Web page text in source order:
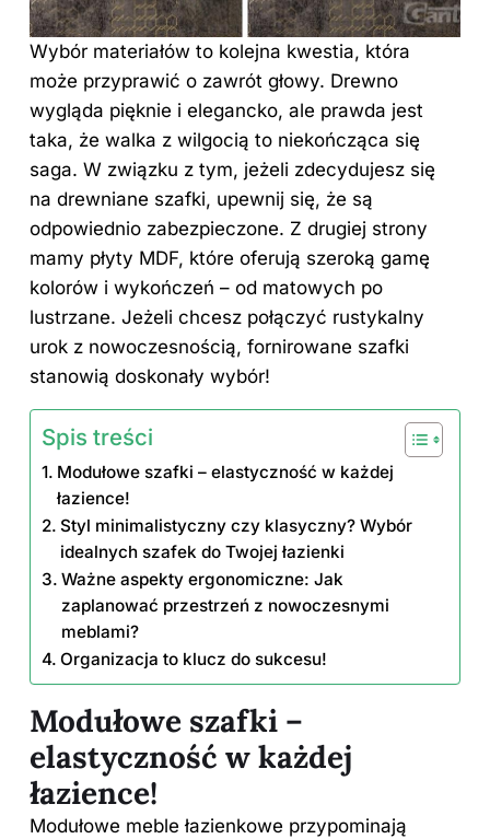
Wybór materiałów to kolejna kwestia, która
może przyprawić o zawrót głowy. Drewno
wygląda pięknie i elegancko, ale prawda jest
taka, że walka z wilgocią to niekończąca się
saga. W związku z tym, jeżeli zdecydujesz się
na drewniane szafki, upewnij się, że są
odpowiednio zabezpieczone. Z drugiej strony
mamy płyty MDF, które oferują szeroką gamę
kolorów i wykończeń – od matowych po
lustrzane. Jeżeli chcesz połączyć rustykalny
urok z nowoczesnością, fornirowane szafki
stanowią doskonały wybór!
Spis treści
Modułowe szafki – elastyczność w każdej
łazience!
Styl minimalistyczny czy klasyczny? Wybór
idealnych szafek do Twojej łazienki
Ważne aspekty ergonomiczne: Jak
zaplanować przestrzeń z nowoczesnymi
meblami?
Organizacja to klucz do sukcesu!
Modułowe szafki –
elastyczność w każdej
łazience!
Modułowe meble łazienkowe przypominają